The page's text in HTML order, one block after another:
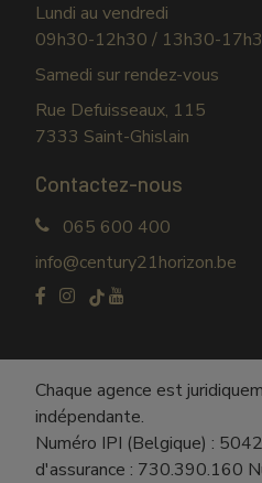
Lundi au vendredi
09h30-12h30 / 13h30-
Samedi sur rendez-vous
Rue Defuisseaux, 115
7333 Saint-Ghislain
Contactez-nous
065 600 400
info@century21horizon.be
Chaque agence est
indépendante.
Numéro IPI (Belgique) :
d'assurance : 730.390.160